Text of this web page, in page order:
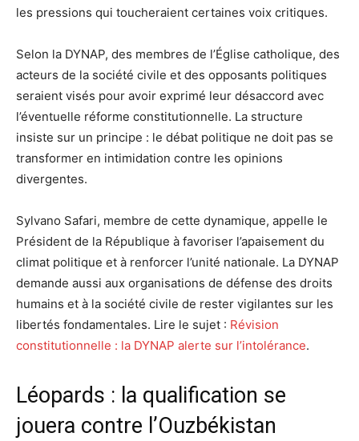
les pressions qui toucheraient certaines voix critiques.
Selon la DYNAP, des membres de l’Église catholique, des
acteurs de la société civile et des opposants politiques
seraient visés pour avoir exprimé leur désaccord avec
l’éventuelle réforme constitutionnelle. La structure
insiste sur un principe : le débat politique ne doit pas se
transformer en intimidation contre les opinions
divergentes.
Sylvano Safari, membre de cette dynamique, appelle le
Président de la République à favoriser l’apaisement du
climat politique et à renforcer l’unité nationale. La DYNAP
demande aussi aux organisations de défense des droits
humains et à la société civile de rester vigilantes sur les
libertés fondamentales. Lire le sujet : Révision
constitutionnelle : la DYNAP alerte sur l’intolérance.
Léopards : la qualification se
jouera contre l’Ouzbékistan